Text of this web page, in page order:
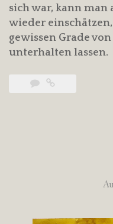
sich war, kann
wieder
gewissen Grade
unterhalten lassen.